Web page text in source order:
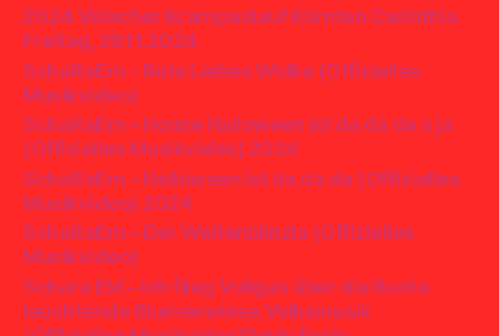
2024 Villacher Krampuslauf Kärnten Carinthia
Freitag, 29.11.2024
SchaRaEm – Rote Liebes Wolke (Offizielles
Musikvideo)
SchaRaEm – House Halloween ist da da da o ja
(Offizielles Musikvideo) 2024
SchaRaEm – Helloween ist da da da (Offizielles
Musikvideo) 2024
SchaRaEm – Der Weltenblinzla (Offizielles
Musikvideo)
Schara EM – Ich flieg Vollgas über die Bunte
leuchtende Blumenwiese Volksmusik